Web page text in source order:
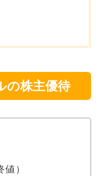
の株主優待
）